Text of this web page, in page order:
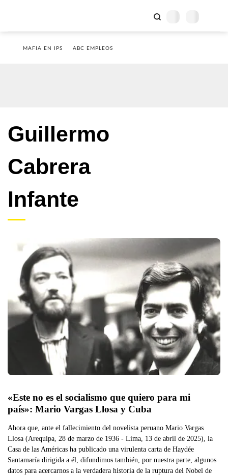
MAFIA EN IPS ABC EMPLEOS
Guillermo
Cabrera
Infante
«Este no es el socialismo que quiero para mi
Ahora que, ante el fallecimiento del novelista peruano Mario Vargas
Llosa (Arequipa, 28 de marzo de 1936 - Lima, 13 de abril de 2025), la
Casa de las Américas ha publicado una virulenta carta de Haydée
Santamaría dirigida a él, difundimos también, por nuestra parte, algunos
datos para acercarnos a la verdadera historia de la ruptura del Nobel de